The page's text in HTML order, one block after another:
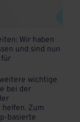
Wir haben
und sind nun
wichtige
bei der
Zum
basierte